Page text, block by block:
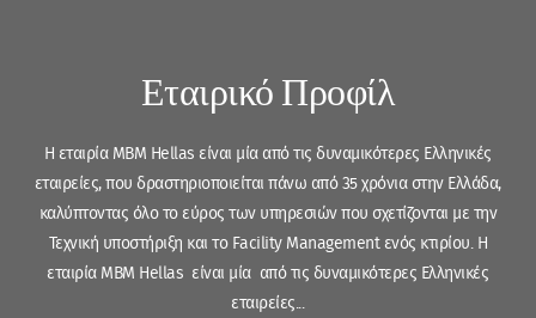
Εταιρικό Προφίλ
Η εταιρία MBM Hellas είναι μία από τις δυναμικότερες Ελληνικές
εταιρείες, που δραστηριοποιείται πάνω από 35 χρόνια στην Ελλάδα,
καλύπτοντας όλο το εύρος των υπηρεσιών που σχετίζονται με την
Τεχνική υποστήριξη και το Facility Management ενός κτιρίου. Η
εταιρία MBM Hellas είναι μία από τις δυναμικότερες Ελληνικές
εταιρείες...